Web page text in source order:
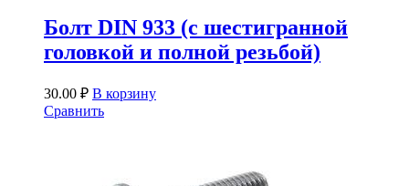
Болт DIN 933 (с шестигранной
головкой и полной резьбой)
30.00 ₽ В корзину
Сравнить